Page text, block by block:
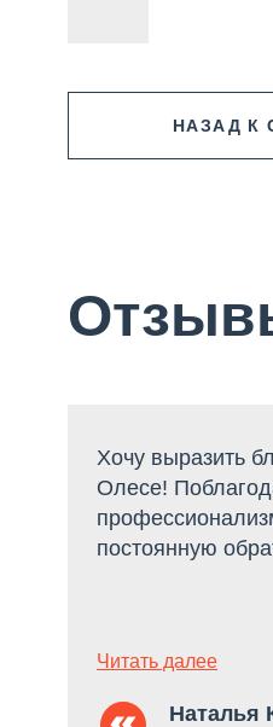
НАЗАД К
Хочу выразить
Олесе!
постоянную
Читать далее
Наталья